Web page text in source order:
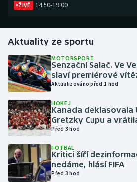
Florbal
Futsal
Golf
Gymnastika
Jezdectví
ŽIVĚ 14:50-19:00
Aktuality ze sportu
MOTORSPORT
Senzační Salač. Ve
slaví premiérové
Aktualizováno před 1 hod
HOKEJ
Kanada deklasovala
Gretzky Cupu a
Před 3 hod
FOTBAL
Kritici šíří
nedáme, hlásí FIFA
Před 3 hod